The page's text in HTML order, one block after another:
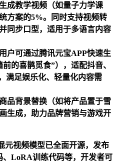
成教学视频（如量子力学课
方案的5%。同时支持视频转
同步口型，适用于多语言内容
户可通过腾讯元宝APP快速生
的喜鹊觅食”），适配抖音、
满足娱乐化、轻量化内容需
品背景替换（如将产品置于雪
生成，助力品牌营销与游戏开
元视频模型已全面开源，发布
、LoRA训练代码等，开发者可